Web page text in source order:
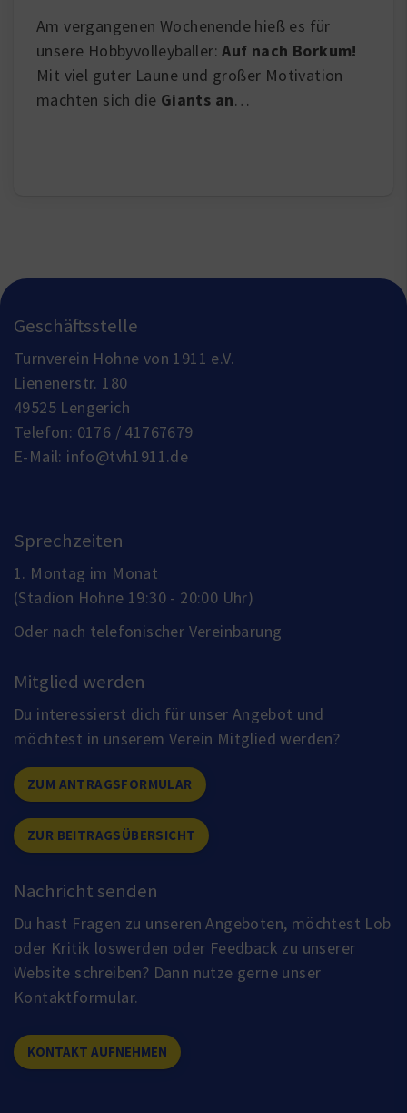
Am vergangenen Wochenende hieß es für
unsere Hobbyvolleyballer: Auf nach Borkum!
Mit viel guter Laune und großer Motivation
machten sich die Giants an…
Geschäftsstelle
Turnverein Hohne von 1911 e.V.
Lienenerstr. 180
49525 Lengerich
Telefon: 0176 / 41767679
E-Mail: info@tvh1911.de
Sprechzeiten
1. Montag im Monat
(Stadion Hohne 19:30 - 20:00 Uhr)
Oder nach telefonischer Vereinbarung
Mitglied werden
Du interessierst dich für unser Angebot und
möchtest in unserem Verein Mitglied werden?
ZUM ANTRAGSFORMULAR
ZUR BEITRAGSÜBERSICHT
Nachricht senden
Du hast Fragen zu unseren Angeboten, möchtest Lob
oder Kritik loswerden oder Feedback zu unserer
Website schreiben? Dann nutze gerne unser
Kontaktformular.
KONTAKT AUFNEHMEN